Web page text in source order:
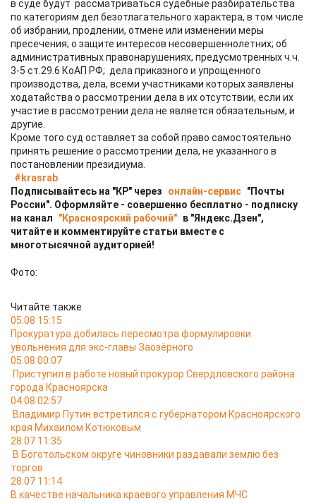
в суде будут рассматриваться судебные разбирательства
по категориям дел безотлагательного характера, в том числе
об избрании, продлении, отмене или изменении меры
пресечения; о защите интересов несовершеннолетних; об
административных правонарушениях, предусмотренных ч.ч.
3-5 ст.29.6 КоАП РФ; дела приказного и упрощенного
производства, дела, всеми участниками которых заявлены
ходатайства о рассмотрении дела в их отсутствии, если их
участие в рассмотрении дела не является обязательным, и
другие.
Кроме того суд оставляет за собой право самостоятельно
принять решение о рассмотрении дела, не указанного в
постановлении президиума.
#krasrab
Подписывайтесь на "КР" через
онлайн-сервис "Почты
России". Оформляйте - совершенно бесплатно - подписку
на канал
"Красноярский рабочий" в "Яндекс.Дзен",
читайте и комментируйте статьи вместе с
многотысячной аудиторией!
Фото:
Читайте также
05.08 15:15
Прокуратура добилась пересмотра формулировки
увольнения для экс-главы Заозёрного
05.08 00:07
Приступил в работе новый прокурор Свердловского района
города Красноярска
04.08 02:57
Владимир Путин встретился с губернатором Красноярского
края Михаилом Котюковым
28.07 11:35
В Боготольском округе чиновники раздавали землю без
торгов
28.07 11:14
В качестве начальника краевого управления МЧС